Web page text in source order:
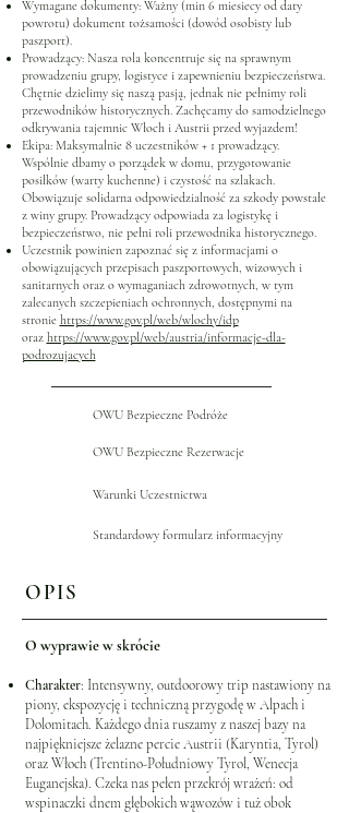
Wymagane dokumenty: Ważny (min 6 miesiecy od daty
powrotu) dokument tożsamości (dowód osobisty lub
paszport).
Prowadzący: Nasza rola koncentruje się na sprawnym
prowadzeniu grupy, logistyce i zapewnieniu bezpieczeństwa.
Chętnie dzielimy się naszą pasją, jednak nie pełnimy roli
przewodników historycznych. Zachęcamy do samodzielnego
odkrywania tajemnic Włoch i Austrii przed wyjazdem!
Ekipa: Maksymalnie 8 uczestników + 1 prowadzący.
Wspólnie dbamy o porządek w domu, przygotowanie
posiłków (warty kuchenne) i czystość na szlakach.
Obowiązuje solidarna odpowiedzialność za szkody powstałe
z winy grupy. Prowadzący odpowiada za logistykę i
bezpieczeństwo, nie pełni roli przewodnika historycznego.
Uczestnik powinien zapoznać się z informacjami o
obowiązujących przepisach paszportowych, wizowych i
sanitarnych oraz o wymaganiach zdrowotnych, w tym
zalecanych szczepieniach ochronnych, dostępnymi na
stronie https://www.gov.pl/web/wlochy/idp
oraz https://www.gov.pl/web/austria/informacje-dla-
podrozujacych
OWU Bezpieczne Podróże
OWU Bezpieczne Rezerwacje
Warunki Uczestnictwa
Standardowy formularz informacyjny
OPIS
O wyprawie w skrócie
Charakter: Intensywny, outdoorowy trip nastawiony na
piony, ekspozycję i techniczną przygodę w Alpach i
Dolomitach. Każdego dnia ruszamy z naszej bazy na
najpiękniejsze żelazne percie Austrii (Karyntia, Tyrol)
oraz Włoch (Trentino-Południowy Tyrol, Wenecja
Euganejska). Czeka nas pełen przekrój wrażeń: od
wspinaczki dnem głębokich wąwozów i tuż obok